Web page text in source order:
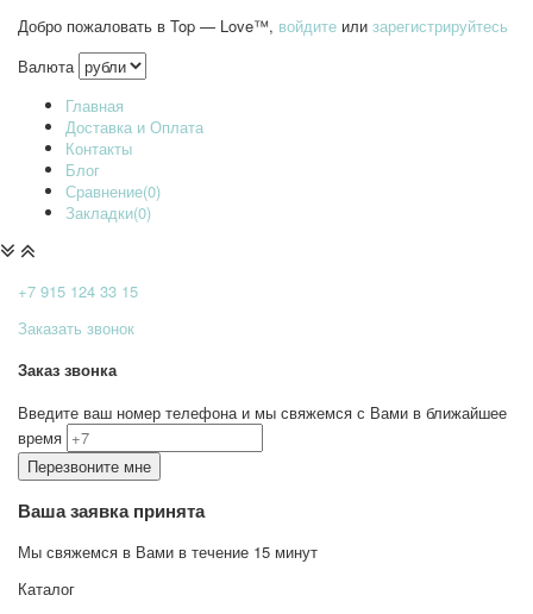
Добро пожаловать в Top — Love™, войдите или зарегистрируйтесь
Валюта
Главная
Доставка и Оплата
Контакты
Блог
Сравнение(0)
Закладки(0)
+7 915 124 33 15
Заказать звонок
Заказ звонка
Введите ваш номер телефона и мы свяжемся с Вами в ближайшее
время
Ваша заявка принята
Мы свяжемся в Вами в течение 15 минут
Каталог